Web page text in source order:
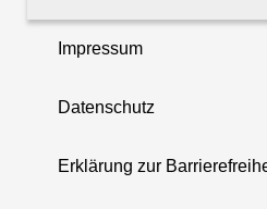
Impressum
Datenschutz
Erklärung zur